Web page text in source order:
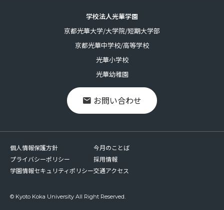
学校法人光華学園
京都光華大学/大学院/短期大学部
京都光華中学校/高等学校
光華小学校
光華幼稚園
お問い合わせ
個人情報保護方針
プライバシーポリシー
学園情報セキュリティポリシー
今月のことば
採用情報
交通アクセス
© Kyoto Koka University All Right Reserved.